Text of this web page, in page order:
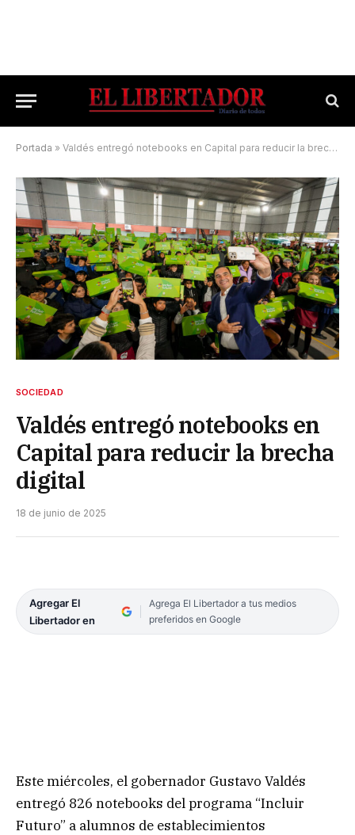
Portada » Valdés entregó notebooks en Capital para reducir la brecha digital
SOCIEDAD
Valdés entregó notebooks en
Capital para reducir la brecha
digital
18 de junio de 2025
Agregar El
Libertador en
Agrega El Libertador a tus medios
preferidos en Google
Este miércoles, el gobernador Gustavo Valdés
entregó 826 notebooks del programa “Incluir
Futuro” a alumnos de establecimientos